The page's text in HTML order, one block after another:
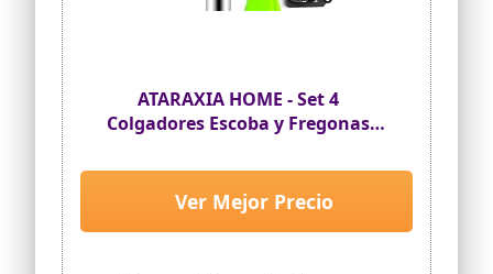
ATARAXIA HOME - Set 4
Colgadores Escoba y Fregonas
escobas Pared adhesivo, Cuelga y
Sujeta Escobas, Escobero pared -
Porta Fregona para Colgar Escoba
Ver Mejor Precio